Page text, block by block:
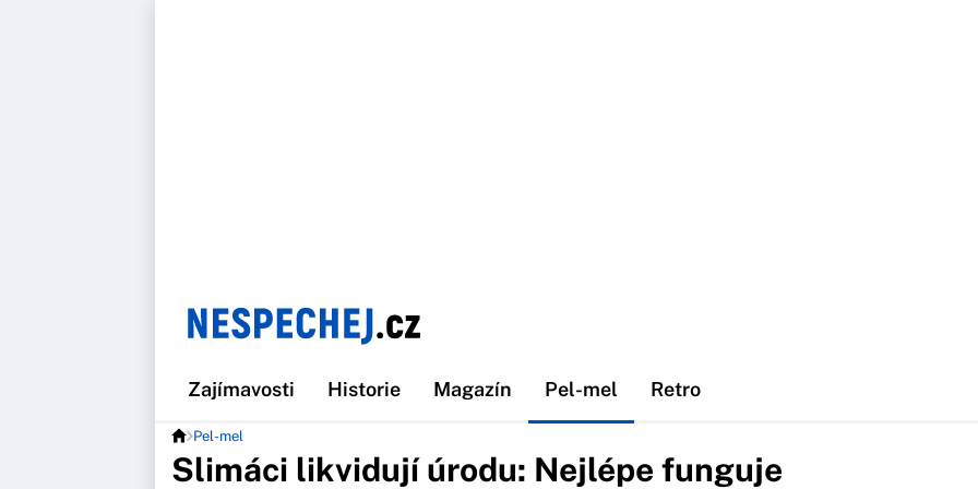
Zajímavosti Historie Magazín Pel-mel Retro
Pel-mel
Slimáci likvidují úrodu: Nejlépe funguje